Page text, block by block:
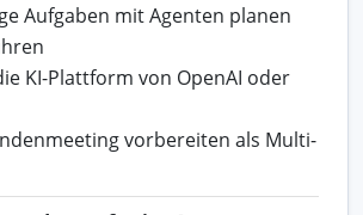
Aufgaben mit Agenten planen
KI-Plattform von OpenAI oder
vorbereiten als Multi-